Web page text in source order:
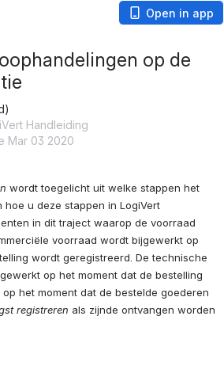
Open in app
op de
Handleiding
Mar 03 2020
wordt toegelicht uit welke stappen het
u deze stappen in LogiVert
in dit traject waarop de voorraad
voorraad wordt bijgewerkt op
wordt geregistreerd. De technische
op het moment dat de bestelling
het moment dat de bestelde goederen
registreren als zijnde ontvangen worden